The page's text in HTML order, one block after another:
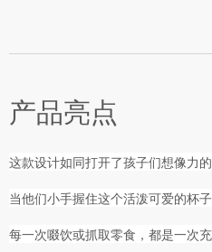
产品亮点
这款设计如同打开了孩子们想像力
当他们小手握住这个活泼可爱的杯
每一次啜饮或抓取零食，都是一次充